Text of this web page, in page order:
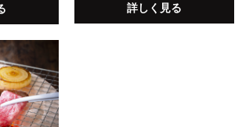
詳しく見る